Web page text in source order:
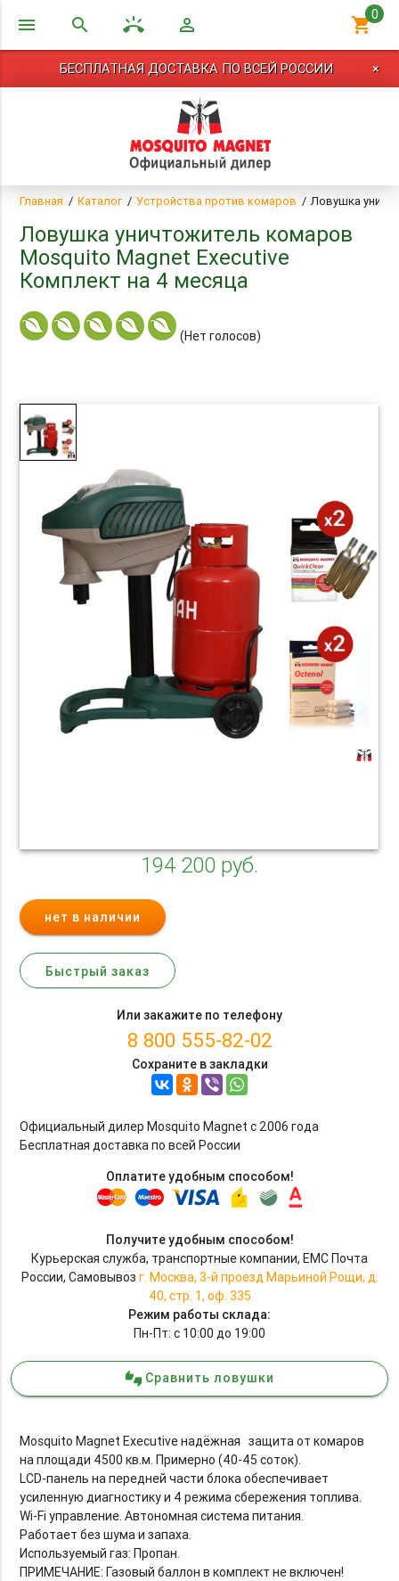
menu search ring_volume perm_identity shopping_cart0
БЕСПЛАТНАЯ ДОСТАВКА ПО ВСЕЙ РОССИИ ×
Главная Каталог Устройства против комаров Ловушка
Ловушка уничтожитель комаров
Mosquito Magnet Executive
Комплект на 4 месяца
(Нет голосов)
194 200 руб.
нет в наличии
Быстрый заказ
Или закажите по телефону
8 800 555-82-02
Сохраните в закладки
Официальный дилер Mosquito Magnet c 2006 года
Бесплатная доставка по всей России
Оплатите удобным способом!
Получите удобным способом!
Курьерская служба, транспортные компании, EMC Почта
России, Самовывоз г. Москва, 3-й проезд Марьиной Рощи, д.
40, стр. 1, оф. 335
Режим работы склада:
Пн-Пт: с 10:00 до 19:00
thumbs_up_downСравнить ловушки
Mosquito Magnet Executive надёжная защита от комаров
на площади 4500 кв.м. Примерно (40-45 соток).
LCD-панель на передней части блока обеспечивает
усиленную диагностику и 4 режима сбережения топлива.
Wi-Fi управление. Автономная система питания.
Работает без шума и запаха.
Используемый газ: Пропан.
ПРИМЕЧАНИЕ: Газовый баллон в комплект не включен!